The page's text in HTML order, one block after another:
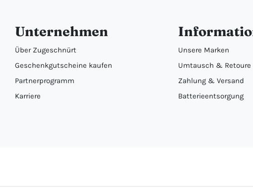
Unternehmen
Über Zugeschnürt
Geschenkgutscheine kaufen
Partnerprogramm
Karriere
Unsere Marken
Umtausch & Retoure
Zahlung & Versand
Batterieentsorgung